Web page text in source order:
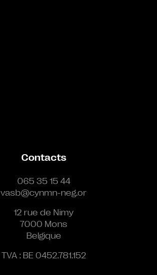
Contacts
065 35 15 44
vasb@cynmn-neg.or
12 rue de Nimy
7000 Mons
Belgique
TVA : BE 0452.781.152